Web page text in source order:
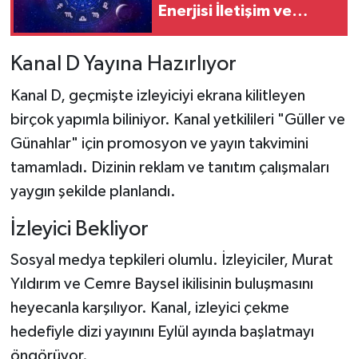
Enerjisi İletişim ve
Kanal D Yayına Hazırlıyor
Kanal D, geçmişte izleyiciyi ekrana kilitleyen
birçok yapımla biliniyor. Kanal yetkilileri "Güller ve
Günahlar" için promosyon ve yayın takvimini
tamamladı. Dizinin reklam ve tanıtım çalışmaları
yaygın şekilde planlandı.
İzleyici Bekliyor
Sosyal medya tepkileri olumlu. İzleyiciler, Murat
Yıldırım ve Cemre Baysel ikilisinin buluşmasını
heyecanla karşılıyor. Kanal, izleyici çekme
hedefiyle dizi yayınını Eylül ayında başlatmayı